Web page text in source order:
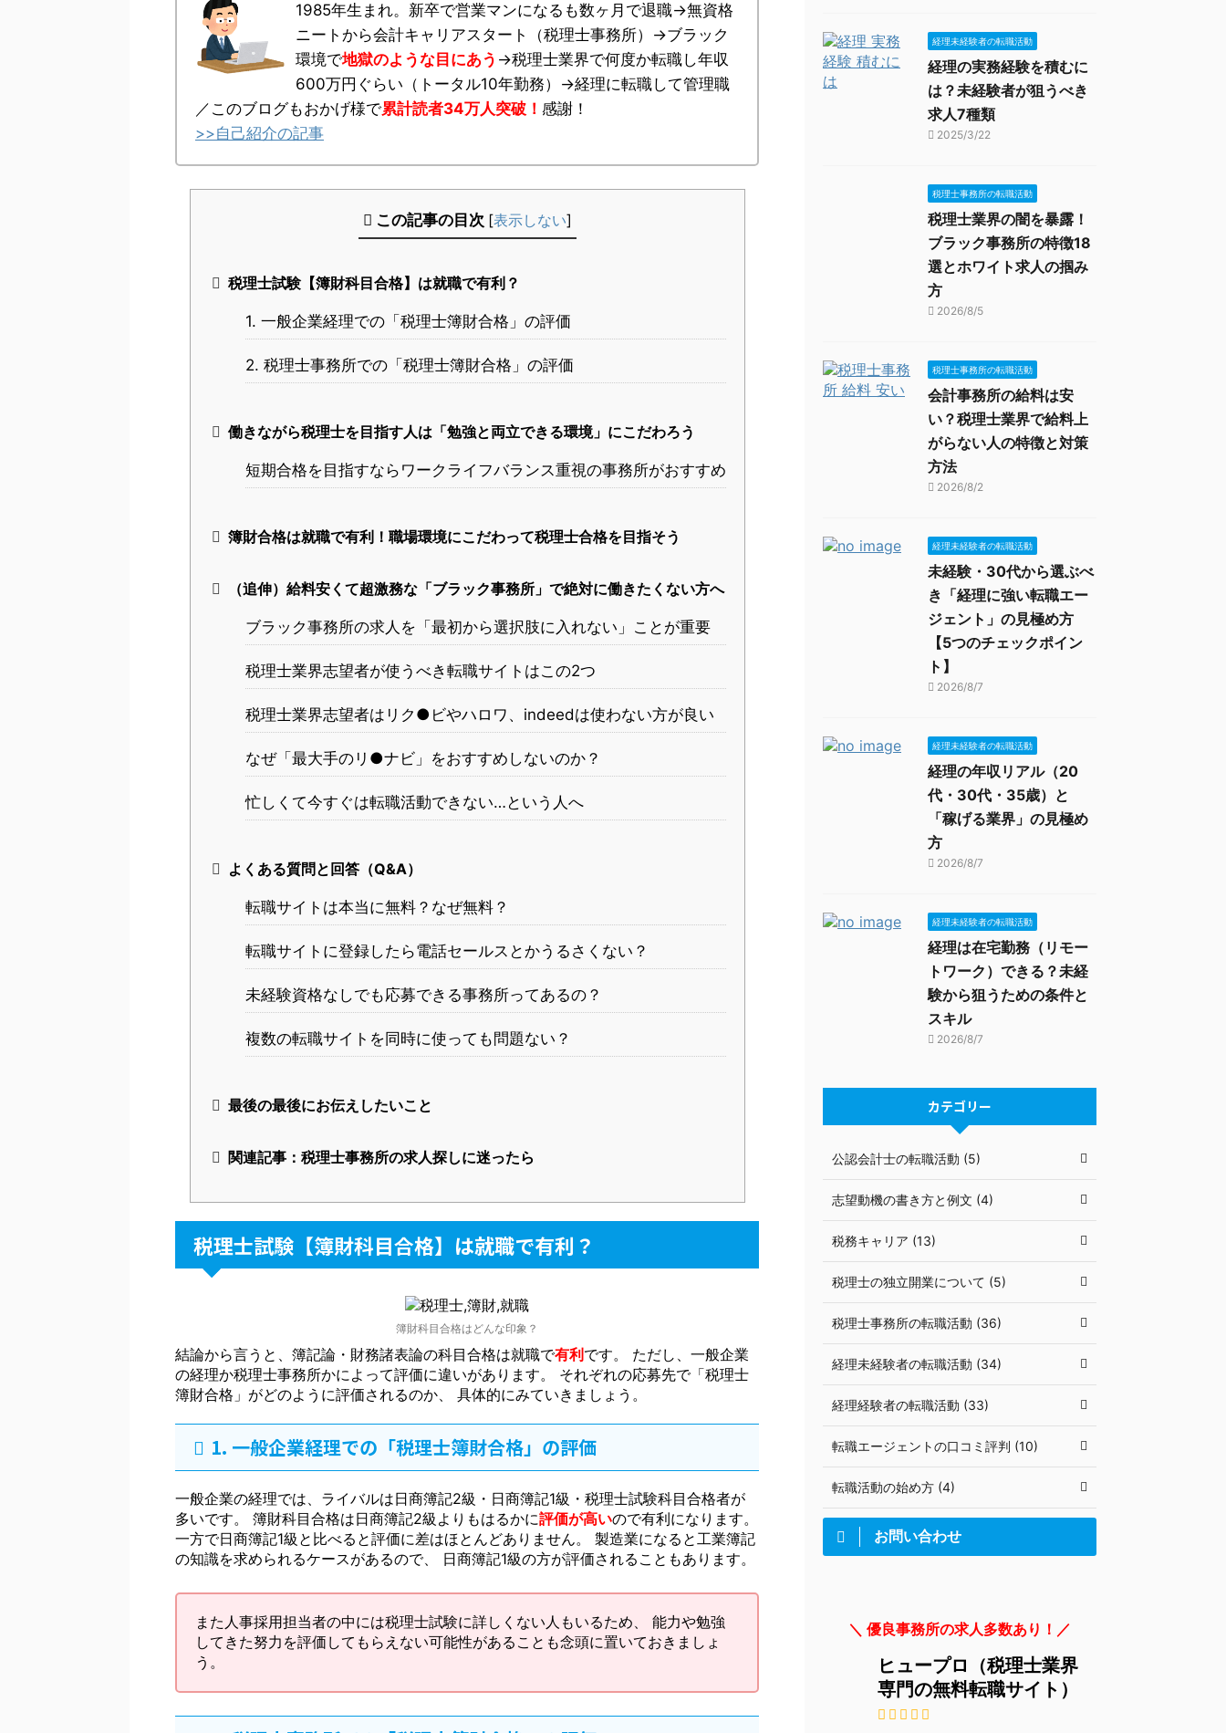
1985年生まれ。新卒で営業マンになるも数ヶ月で退職→無資格
ニートから会計キャリアスタート（税理士事務所）→ブラック
環境で地獄のような目にあう →税理士業界で何度か転職し年収
600万円ぐらい（トータル10年勤務）→経理に転職して管理職
／このブログもおかげ様で累計読者34万人突破！ 感謝！
>>自己紹介の記事
この記事の目次 [表示しない]
税理士試験【簿財科目合格】は就職で有利？
1. 一般企業経理での「税理士簿財合格」の評価
2. 税理士事務所での「税理士簿財合格」の評価
働きながら税理士を目指す人は「勉強と両立できる環境」にこだわろう
短期合格を目指すならワークライフバランス重視の事務所がおすすめ
簿財合格は就職で有利！職場環境にこだわって税理士合格を目指そう
（追伸）給料安くて超激務な「ブラック事務所」で絶対に働きたくない方へ
ブラック事務所の求人を「最初から選択肢に入れない」ことが重要
税理士業界志望者が使うべき転職サイトはこの2つ
税理士業界志望者はリク●ビやハロワ、indeedは使わない方が良い
なぜ「最大手のリ●ナビ」をおすすめしないのか？
忙しくて今すぐは転職活動できない…という人へ
よくある質問と回答（Q&A）
転職サイトは本当に無料？なぜ無料？
転職サイトに登録したら電話セールスとかうるさくない？
未経験資格なしでも応募できる事務所ってあるの？
複数の転職サイトを同時に使っても問題ない？
最後の最後にお伝えしたいこと
関連記事：税理士事務所の求人探しに迷ったら
税理士試験【簿財科目合格】は就職で有利？
簿財科目合格はどんな印象？
結論から言うと、簿記論・財務諸表論の科目合格は就職で有利 です。 ただし、一般企業
の経理か税理士事務所かによって評価に違いがあります。 それぞれの応募先で「税理士
簿財合格」がどのように評価されるのか、 具体的にみていきましょう。
1. 一般企業経理での「税理士簿財合格」の評価
一般企業の経理では、ライバルは日商簿記2級・日商簿記1級・税理士試験科目合格者が
多いです。 簿財科目合格は日商簿記2級よりもはるかに評価が高いので有利になります。
一方で日商簿記1級と比べると評価に差はほとんどありません。 製造業になると工業簿記
の知識を求められるケースがあるので、 日商簿記1級の方が評価されることもあります。
また人事採用担当者の中には税理士試験に詳しくない人もいるため、 能力や勉強
してきた努力を評価してもらえない可能性があることも念頭に置いておきましょ
う。
経理未経験者の転職活動
経理の実務経験を積むに
は？未経験者が狙うべき
求人7種類
2025/3/22
税理士事務所の転職活動
税理士業界の闇を暴露！
ブラック事務所の特徴18
選とホワイト求人の掴み
方
2026/8/5
税理士事務所の転職活動
会計事務所の給料は安
い？税理士業界で給料上
がらない人の特徴と対策
方法
2026/8/2
経理未経験者の転職活動
未経験・30代から選ぶべ
き「経理に強い転職エー
ジェント」の見極め方
【5つのチェックポイン
ト】
2026/8/7
経理未経験者の転職活動
経理の年収リアル（20
代・30代・35歳）と
「稼げる業界」の見極め
方
2026/8/7
経理未経験者の転職活動
経理は在宅勤務（リモー
トワーク）できる？未経
験から狙うための条件と
スキル
2026/8/7
カテゴリー
公認会計士の転職活動 (5)
志望動機の書き方と例文 (4)
税務キャリア (13)
税理士の独立開業について (5)
税理士事務所の転職活動 (36)
経理未経験者の転職活動 (34)
経理経験者の転職活動 (33)
転職エージェントの口コミ評判 (10)
転職活動の始め方 (4)
お問い合わせ
＼ 優良事務所の求人多数あり！／
ヒュープロ（税理士業界
専門の無料転職サイト）